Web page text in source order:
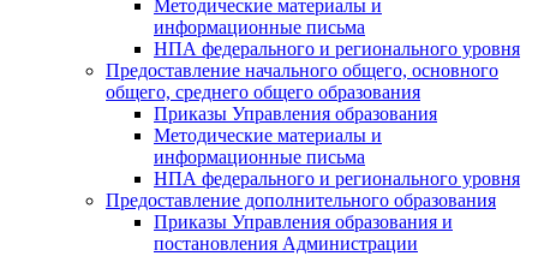
Методические материалы и
информационные письма
НПА федерального и регионального уровня
Предоставление начального общего, основного
общего, среднего общего образования
Приказы Управления образования
Методические материалы и
информационные письма
НПА федерального и регионального уровня
Предоставление дополнительного образования
Приказы Управления образования и
постановления Администрации